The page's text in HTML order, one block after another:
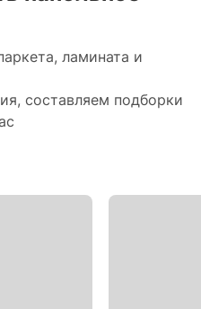
ламината и
составляем подборки